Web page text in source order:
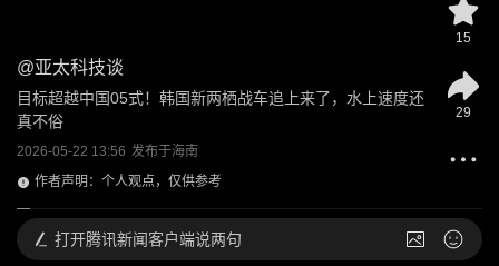
@亚太科技谈
目标超越中国05式！韩国新两栖战车追上来了，水上速度还
真不俗
2026-05-22 13:56 发布于海南
作者声明：个人观点，仅供参考
15
29
打开腾讯新闻客户端说两句